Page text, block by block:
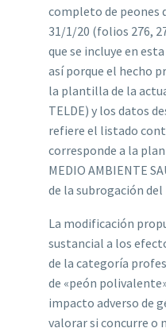
completo de peones
31/1/20 (folios 276,
que se incluye en
así porque el hecho
la plantilla de la
TELDE) y los datos
ref‌iere el listado
corresponde a la
MEDIO AMBIENTE
de la subrogación del
La modificación
sustancial a los
de la categoría
de «peón
impacto adverso de
valorar si concurre o